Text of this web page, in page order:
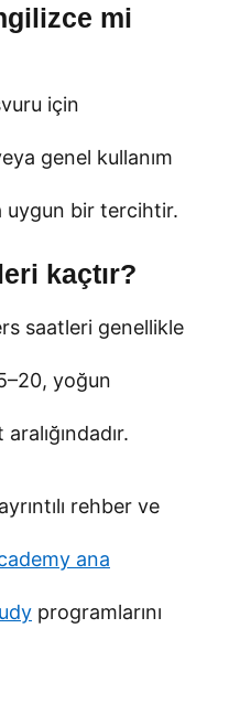
mi
için
genel kullanım
uygun bir tercihtir.
kaçtır?
saatleri genellikle
yoğun
rehber ve
ana
programlarını